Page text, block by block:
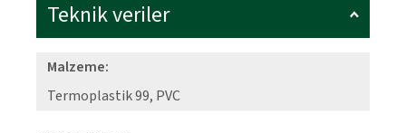
Teknik veriler
Malzeme:
Termoplastik 99, PVC